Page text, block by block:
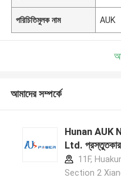
পরিচিতিমুলক নাম AUK
আমাদের সম্পর্কে
Hunan AUK
Ltd.
11F,
Section 2